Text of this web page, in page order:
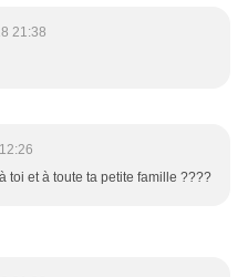
21:38
toi et à toute ta petite famille ????